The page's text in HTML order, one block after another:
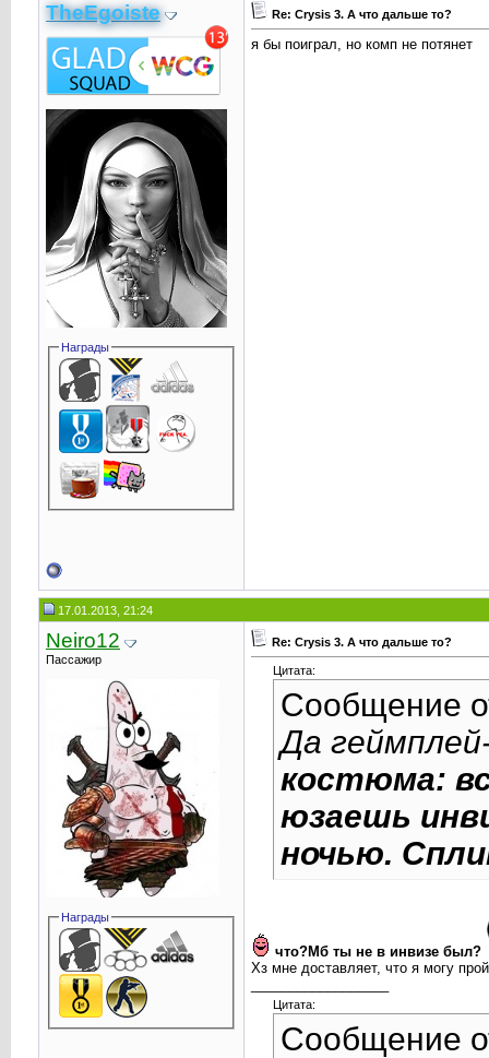
TheEgoiste
Награды
Re: Crysis 3. А что дальше то?
я бы поиграл, но комп не потянет
17.01.2013, 21:24
Neiro12
Пассажир
Награды
Re: Crysis 3. А что дальше то?
Цитата:
Сообщение
Да
костюма:
юзаешь
ночью.
что?Мб ты не в инвизе был?
Хз мне доставляет, что я могу
Цитата:
Сообщение